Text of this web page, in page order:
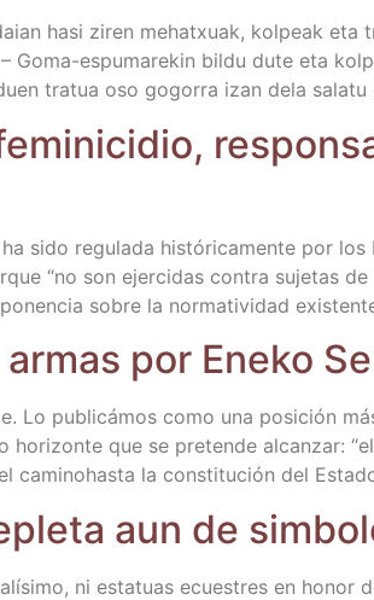
hasi ziren mehatxuak, kol­peak
Goma-espu­­ma­­re­­kin bil­du dute eta
tra­tua oso gogo­rra izan dela
sido regu­la­da his­tó­ri­ca­men­te por
“no son ejer­ci­das con­tra suje­tas
sobre la nor­ma­ti­vi­dad
por Eneko
Lo publi­cá­mos como una posi­ción
hori­zon­te que se pre­ten­de alcan­zar:
cami­nohas­ta la cons­ti­tu­ción del
aun de
ni esta­tuas ecues­tres en